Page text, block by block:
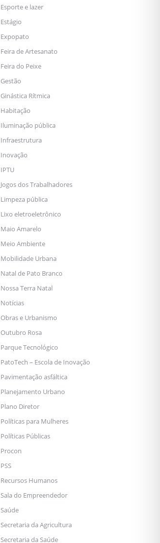
Esporte e lazer
Estágio
Expopato
Feira de Artesanato
Feira do Peixe
Gestão
Ginástica Rítmica
Habitação
Iluminação pública
Infraestrutura
Inovação
IPTU
Jogos dos Trabalhadores
Limpeza pública
Lixo eletroeletrônico
Maio Amarelo
Meio Ambiente
Mobilidade Urbana
Natal de Pato Branco
Nossa Terra Natal
Notícias
Obras e Urbanismo
Outubro Rosa
Parque Tecnológico
PatoTech – Escola de Inovação
Pavimentação asfáltica
Planejamento Urbano
Plano Diretor
Políticas para Mulheres
Políticas Públicas
Procon
PSS
Recursos Humanos
Sala do Empreendedor
Saúde
Secretaria da Agricultura
Secretaria da Saúde